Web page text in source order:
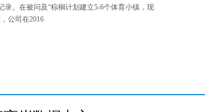
。在被问及“棕榈计划建立5-6个体育小镇，现
公司在2016